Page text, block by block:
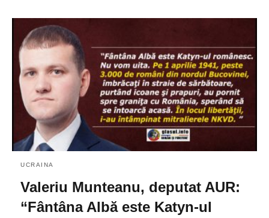
UCRAINA
Valeriu Munteanu, deputat AUR:
“Fântâna Albă este Katyn-ul